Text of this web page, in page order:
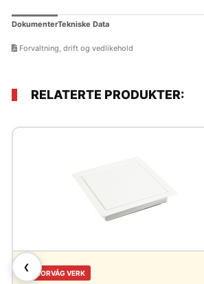
DokumenterTekniske Data
Forvaltning, drift og vedlikehold
RELATERTE PRODUKTER:
❮
FLORVÅG VERK